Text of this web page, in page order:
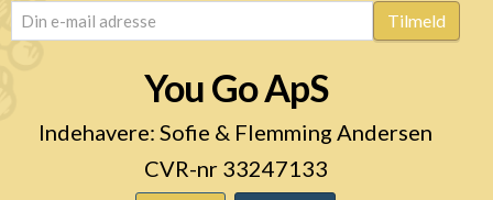
email (Påkrævet) Tilmeld
You Go ApS
Indehavere: Sofie & Flemming Andersen
CVR-nr 33247133